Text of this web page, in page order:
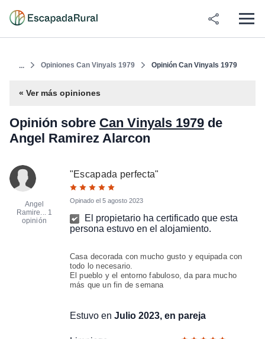
... Opiniones Can Vinyals 1979 Opinión Can Vinyals 1979
« Ver más opiniones
Opinión sobre Can Vinyals 1979 de
Angel Ramirez Alarcon
Angel
Ramire... 1
opinión
"Escapada perfecta"
Opinado el 5 agosto 2023
El propietario ha certificado que esta
persona estuvo en el alojamiento.
Casa decorada con mucho gusto y equipada con
todo lo necesario.
El pueblo y el entorno fabuloso, da para mucho
más que un fin de semana
Estuvo en Julio 2023, en pareja